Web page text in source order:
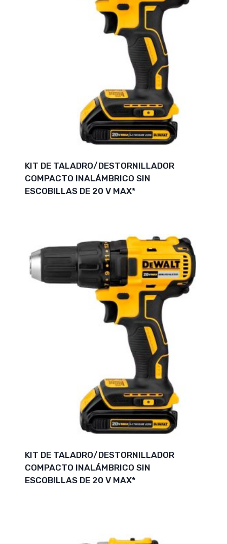
KIT DE TALADRO/DESTORNILLADOR
COMPACTO INALÁMBRICO SIN
ESCOBILLAS DE 20 V MAX*
KIT DE TALADRO/DESTORNILLADOR
COMPACTO INALÁMBRICO SIN
ESCOBILLAS DE 20 V MAX*